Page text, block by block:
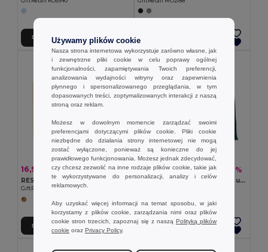
Dodaj Do Koszyka
16,94 zł31,31 zł -46%
RESPECT Torba z recyklingu 280 gr/m²
GiftRetail MO6379
Dodaj Do Koszyka
19,20 zł33,12 zł -42%
AURA Torba jutowa, bawełn. uchwyt
Dodaj Do Koszyka
Używamy plików cookie
Nasza strona internetowa wykorzystuje zarówno własne, jak
i zewnętrzne pliki cookie w celu poprawy ogólnej
funkcjonalności, zapamiętywania Twoich preferencji,
analizowania wydajności witryny oraz zapewnienia
płynnego i spersonalizowanego przeglądania, w tym
dopasowanych treści, zoptymalizowanych interakcji z naszą
stroną oraz reklam.
Możesz w dowolnym momencie zarządzać swoimi
preferencjami dotyczącymi plików cookie. Pliki cookie
niezbędne do działania strony internetowej nie mogą
zostać wyłączone, ponieważ są konieczne do jej
prawidłowego funkcjonowania. Możesz jednak zdecydować,
czy chcesz zezwolić na inne rodzaje plików cookie, takie jak
te wykorzystywane do personalizacji, analizy i celów
reklamowych.
Aby uzyskać więcej informacji na temat sposobu, w jaki
korzystamy z plików cookie, zarządzania nimi oraz plików
cookie stron trzecich, zapoznaj się z naszą Polityką plików
cookie oraz Privacy Policy.